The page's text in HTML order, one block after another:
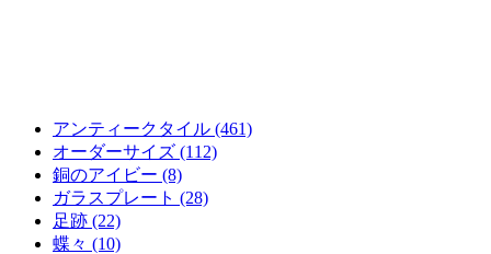
アンティークタイル (461)
オーダーサイズ (112)
銅のアイビー (8)
ガラスプレート (28)
足跡 (22)
蝶々 (10)